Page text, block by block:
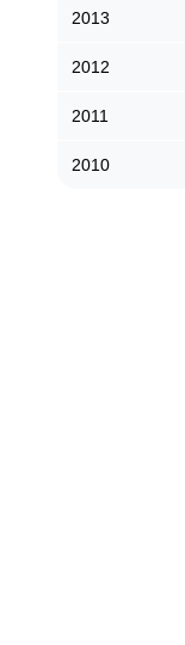
2013
2012
2011
2010